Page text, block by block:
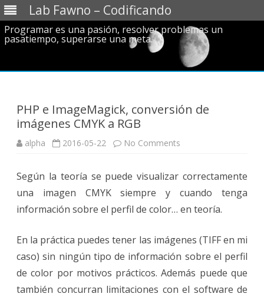
Lab Fawno – Codificando
Programar es una pasión, resolver problemas un
pasatiempo, superarse una meta.
PHP e ImageMagick, conversión de
imágenes CMYK a RGB
alpha 2016-05-22 No Comments
conversión
imágenes
a
Según la teoría se puede visualizar correctamente
una imagen CMYK siempre y cuando tenga
información sobre el perfil de color… en teoría.
En la práctica puedes tener las imágenes (TIFF en mi
caso) sin ningún tipo de información sobre el perfil
de color por motivos prácticos. Además puede que
también concurran limitaciones con el software de